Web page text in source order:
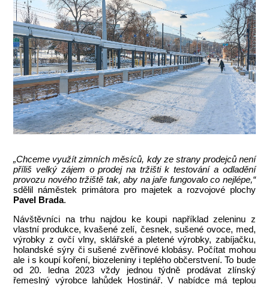
„Chceme využít zimních měsíců, kdy ze strany prodejců není
příliš velký zájem o prodej na tržišti k testování a odladění
provozu nového tržiště tak, aby na jaře fungovalo co nejlépe,“
sdělil náměstek primátora pro majetek a rozvojové plochy
Pavel Brada.
Návštěvníci na trhu najdou ke koupi například zeleninu z
vlastní produkce, kvašené zelí, česnek, sušené ovoce, med,
výrobky z ovčí vlny, sklářské a pletené výrobky, zabíjačku,
holandské sýry či sušené zvěřinové klobásy. Počítat mohou
ale i s koupí koření, biozeleniny i teplého občerstvení. To bude
od 20. ledna 2023 vždy jednou týdně prodávat zlínský
řemeslný výrobce lahůdek Hostinář. V nabídce má teplou